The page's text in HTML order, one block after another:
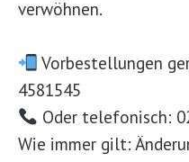
verwöhnen.
Vorbestellungen
4581545
Oder telefonisch:
Wie immer gilt: